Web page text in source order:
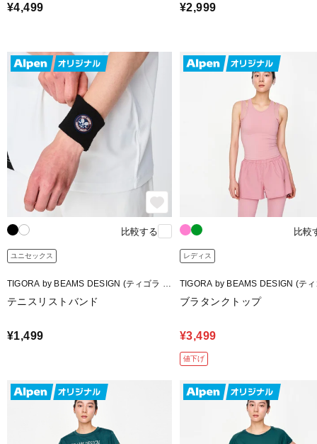
¥4,499 ¥2,999
比較する
ユニセックス
TIGORA by BEAMS DESIGN (ティゴラ バ
テニスリストバンド
¥1,499
比較
レディス
TIGORA by BEAMS DESIGN (テ
イ ビームスデザイン)
ブラタンクトップ
¥3,499
値下げ